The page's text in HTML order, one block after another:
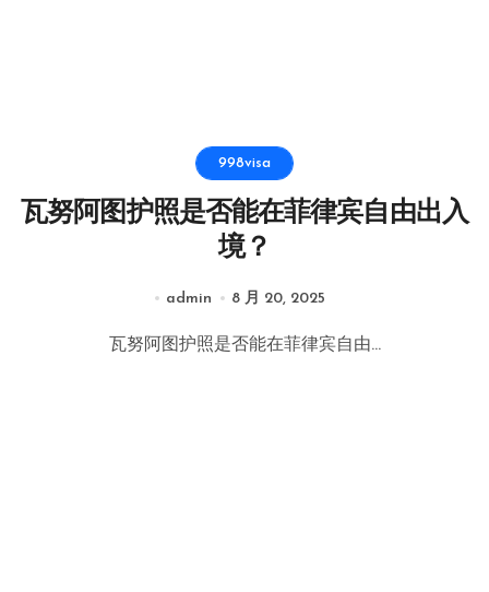
998visa
瓦努阿图护照是否能在菲律宾自由出入
境？
admin 8 月 20, 2025
瓦努阿图护照是否能在菲律宾自由...